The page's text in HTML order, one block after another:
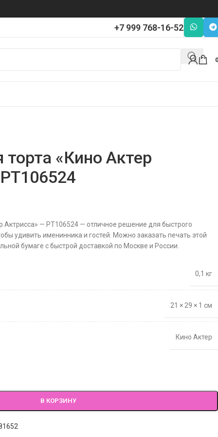
+7 999 768-16-52
0
торта «Кино Актер
Актрисса» — PT106524 — отличное решение для быстрого
удивить именинника и гостей. Можно заказать печать этой
бумаге с быстрой доставкой по Москве и России.
0,1 кг
21 × 29 × 1 см
Кино Актер
В КОРЗИНУ